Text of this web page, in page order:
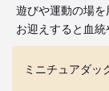
遊びや運動の場
お迎えすると血統
ミニチュアダッ